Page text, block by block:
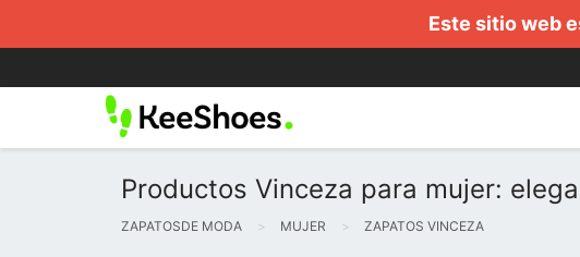
Este sitio web
Productos Vinceza para mujer:
ZAPATOSDE MODA MUJER ZAPATOS VINCEZA